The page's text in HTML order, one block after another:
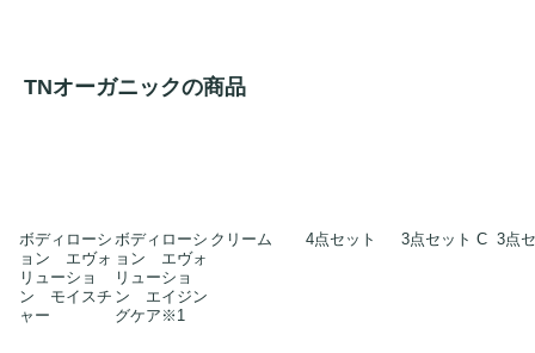
TNオーガニックの商品
ボディローシ
ョン エヴォ
リューショ
ン モイスチ
ャー
ボディローシ
ョン エヴォ
リューショ
ン エイジン
グケア※1
クリーム 4点セット 3点セット C 3点